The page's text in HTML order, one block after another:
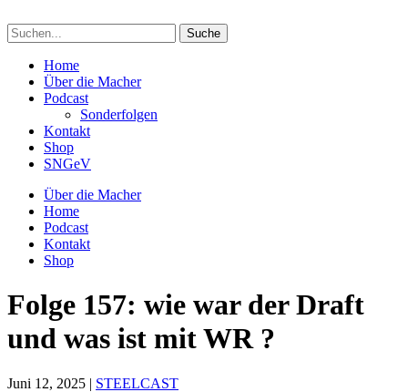
Suchen
nach:
Home
Über die Macher
Podcast
Sonderfolgen
Kontakt
Shop
SNGeV
Über die Macher
Home
Podcast
Kontakt
Shop
Folge 157: wie war der Draft
und was ist mit WR ?
Juni 12, 2025 | STEELCAST